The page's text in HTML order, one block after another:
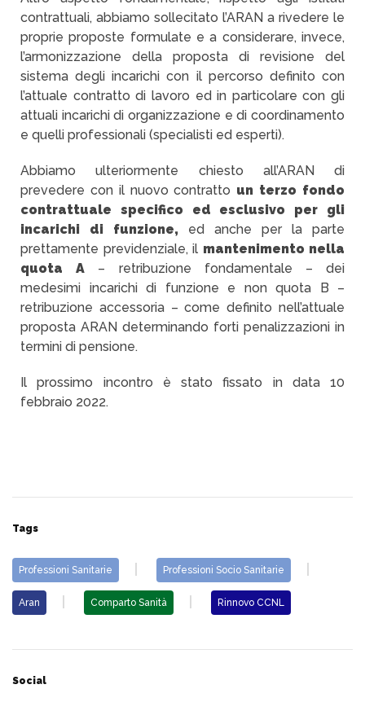
contrattuali, abbiamo sollecitato l’ARAN a rivedere le
proprie proposte formulate e a considerare, invece,
l’armonizzazione della proposta di revisione del
sistema degli incarichi con il percorso definito con
l’attuale contratto di lavoro ed in particolare con gli
attuali incarichi di organizzazione e di coordinamento
e quelli professionali (specialisti ed esperti).
Abbiamo ulteriormente chiesto all’ARAN di
prevedere con il nuovo contratto un terzo fondo
contrattuale specifico ed esclusivo per gli
incarichi di funzione, ed anche per la parte
prettamente previdenziale, il mantenimento nella
quota A – retribuzione fondamentale – dei
medesimi incarichi di funzione e non quota B –
retribuzione accessoria – come definito nell’attuale
proposta ARAN determinando forti penalizzazioni in
termini di pensione.
Il prossimo incontro è stato fissato in data 10
febbraio 2022.
Tags
Professioni Sanitarie Professioni Socio Sanitarie
Aran Comparto Sanità Rinnovo CCNL
Social